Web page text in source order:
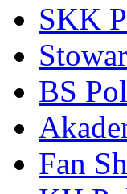
SKK
BS
Fan